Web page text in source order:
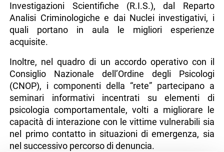
Investigazioni Scientifiche (R.I.S.), dal Reparto
Analisi Criminologiche e dai Nuclei investigativi, i
quali portano in aula le migliori esperienze
acquisite.
Inoltre, nel quadro di un accordo operativo con il
Consiglio Nazionale dell’Ordine degli Psicologi
(CNOP), i componenti della “rete” partecipano a
seminari informativi incentrati su elementi di
psicologia comportamentale, volti a migliorare le
capacità di interazione con le vittime vulnerabili sia
nel primo contatto in situazioni di emergenza, sia
nel successivo percorso di denuncia.